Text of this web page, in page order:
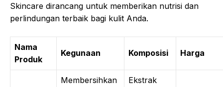
Skincare dirancang untuk memberikan nutrisi dan
perlindungan terbaik bagi kulit Anda.
Nama
Produk
Kegunaan Komposisi Harga
Membersihkan
Ekstrak